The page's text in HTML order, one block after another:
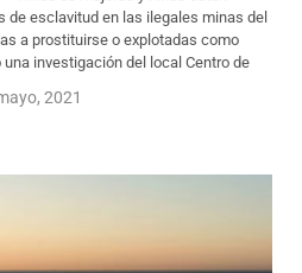
esclavitud en las ilegales minas del
a prostituirse o explotadas como
investigación del local Centro de
2021